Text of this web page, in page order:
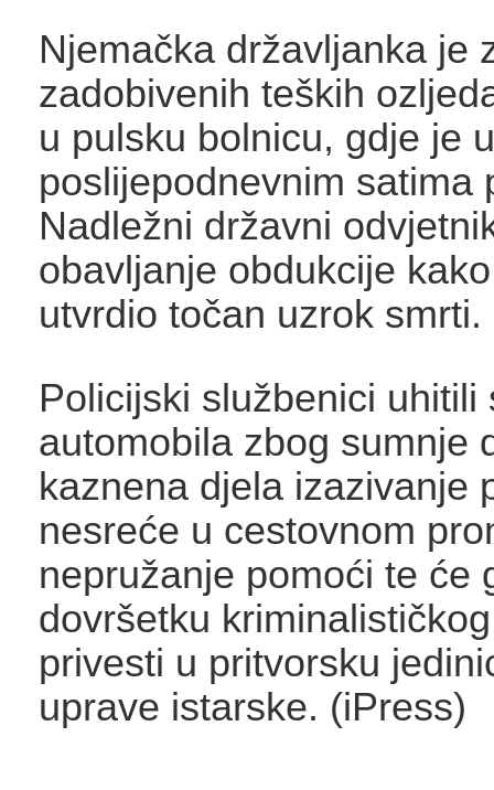
Njemačka državljanka je
zadobivenih teških
u pulsku bolnicu, gdje je u
poslijepodnevnim satima
Nadležni državni
obavljanje obdukcije
utvrdio točan uzrok smrti.
Policijski službenici uhitili
automobila zbog sumnje
kaznena djela izazivanje
nesreće u cestovnom
nepružanje pomoći te će
dovršetku
privesti u pritvorsku
uprave istarske. (iPress)